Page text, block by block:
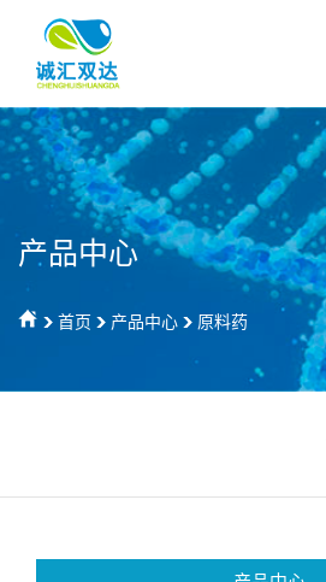
产品中心
首页 产品中心 原料药